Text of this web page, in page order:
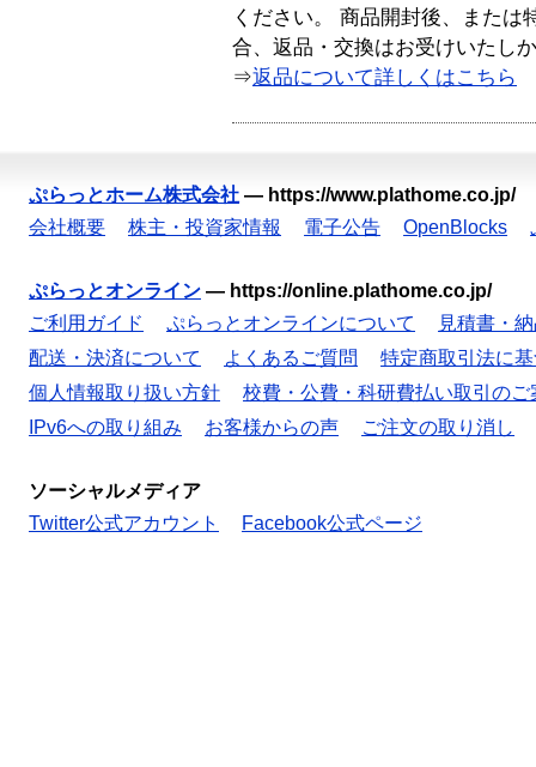
ください。 商品開封後、または
合、返品・交換はお受けいたし
⇒返品について詳しくはこちら
ぷらっとホーム株式会社 — https://www.plathome.co.jp/
会社概要
株主・投資家情報 電子公告 OpenBlocks
ぷらっとオンライン — https://online.plathome.co.jp/
ご利用ガイド
ぷらっとオンラインについて
見積書・
配送・決済について
よくあるご質問
特定商取引法に
個人情報取り扱い方針
校費・公費・科研費払い取引のご
IPv6への取り組み
お客様からの声 ご注文の取り消し
ソーシャルメディア
Twitter公式アカウント
Facebook公式ページ